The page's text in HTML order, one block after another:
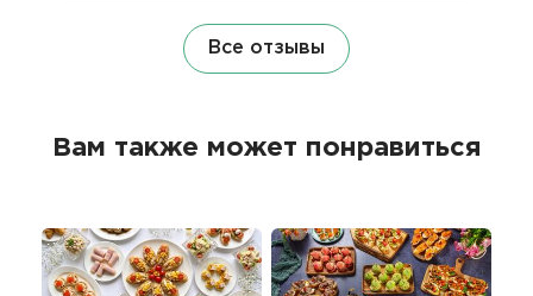
Все отзывы
Вам также может понравиться